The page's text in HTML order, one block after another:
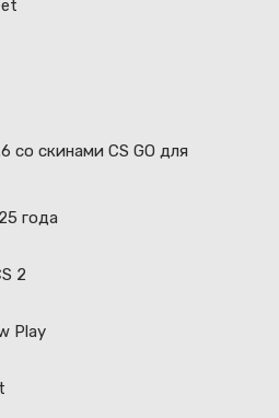
со скинами CS GO для
года
2
Play